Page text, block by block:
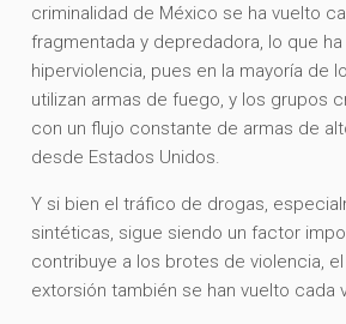
criminalidad de México se ha vuelto
fragmentada y depredadora, lo que
hiperviolencia, pues en la mayoría de
utilizan armas de fuego, y los grupos
con un flujo constante de armas de
desde Estados Unidos.
Y si bien el tráfico de drogas,
sintéticas, sigue siendo un factor
contribuye a los brotes de violencia,
extorsión también se han vuelto cada